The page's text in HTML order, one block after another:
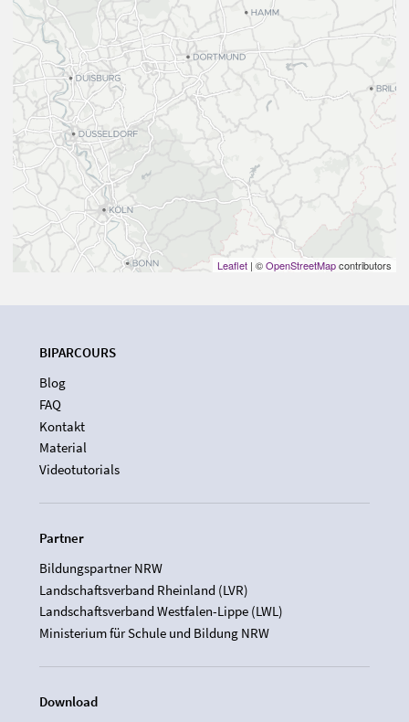
Leaflet | ©OpenStreetMapcontributors
BIPARCOURS
Blog
FAQ
Kontakt
Material
Videotutorials
Partner
Bildungspartner NRW
Landschaftsverband Rheinland (LVR)
Landschaftsverband Westfalen-Lippe (LWL)
Ministerium für Schule und Bildung NRW
Download